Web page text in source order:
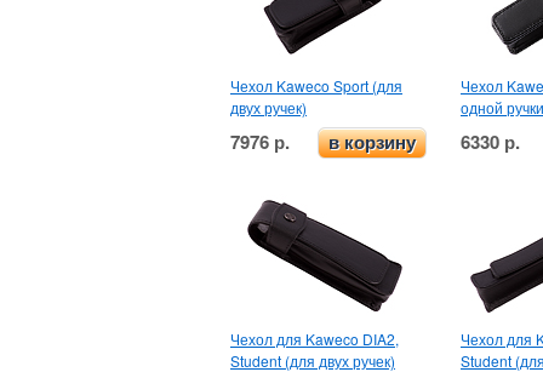
Чехол Kaweco Sport (для
двух ручек)
7976 р. в корзину
Чехол
одной
6330 р.
Чехол для Kaweco DIA2,
Student (для двух ручек)
Чехол для
Student